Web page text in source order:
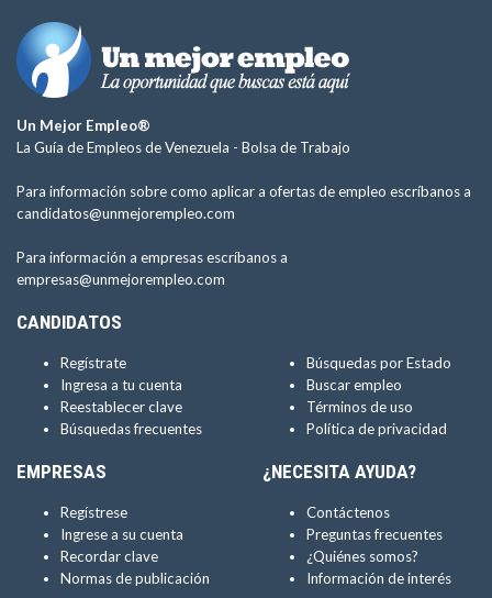
Un Mejor Empleo®
La Guía de Empleos de Venezuela - Bolsa de Trabajo
Para información sobre como aplicar a ofertas de empleo escríbanos a
candidatos@unmejorempleo.com
Para información a empresas escríbanos a
empresas@unmejorempleo.com
CANDIDATOS
Regístrate
Ingresa a tu cuenta
Reestablecer clave
Búsquedas frecuentes
Búsquedas por Estado
Buscar empleo
Términos de uso
Política de privacidad
EMPRESAS
Regístrese
Ingrese a su cuenta
Recordar clave
Normas de publicación
¿NECESITA AYUDA?
Contáctenos
Preguntas frecuentes
¿Quiénes somos?
Información de interés